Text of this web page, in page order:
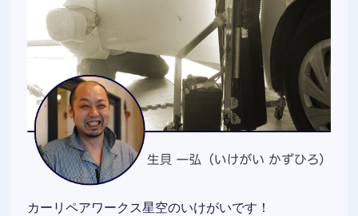
カーリペアワークス星空のいけがいです！